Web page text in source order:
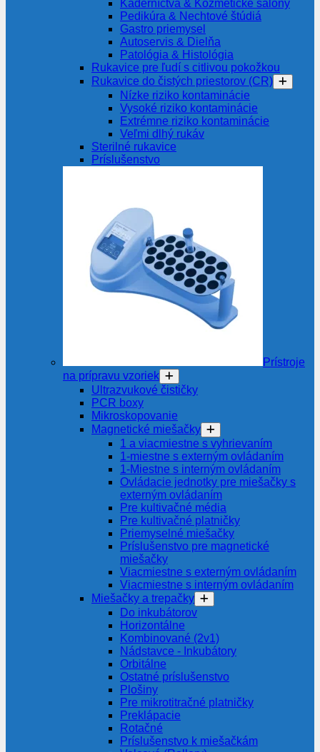
Kaderníctvá & Kozmetické salóny
Pedikúra & Nechtové štúdiá
Gastro priemysel
Autoservis & Dielňa
Patológia & Histológia
Rukavice pre ľudí s citlivou pokožkou
Rukavice do čistých priestorov (CR)
Nízke riziko kontaminácie
Vysoké riziko kontaminácie
Extrémne riziko kontaminácie
Veľmi dlhý rukáv
Sterilné rukavice
Príslušenstvo
Prístroje
na prípravu vzoriek
Ultrazvukové čističky
PCR boxy
Mikroskopovanie
Magnetické miešačky
1 a viacmiestne s vyhrievaním
1-miestne s externým ovládaním
1-Miestne s interným ovládaním
Ovládacie jednotky pre miešačky s
externým ovládaním
Pre kultivačné média
Pre kultivačné platničky
Priemyselné miešačky
Príslušenstvo pre magnetické
miešačky
Viacmiestne s externým ovládaním
Viacmiestne s interným ovládaním
Miešačky a trepačky
Do inkubátorov
Horizontálne
Kombinované (2v1)
Nádstavce - Inkubátory
Orbitálne
Ostatné príslušenstvo
Plošiny
Pre mikrotitračné platničky
Preklápacie
Rotačné
Príslušenstvo k miešačkám